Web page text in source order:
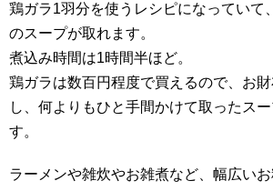
鶏ガラ1羽分を使うレシピになっていて
のスープが取れます。
煮込み時間は1時間半ほど。
鶏ガラは数百円程度で買えるので、お
し、何よりもひと手間かけて取ったス
す。
ラーメンや雑炊やお雑煮など、幅広いお